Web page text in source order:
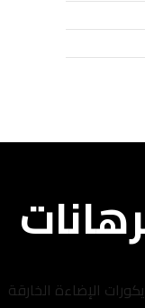
الإضاءة الخارقة